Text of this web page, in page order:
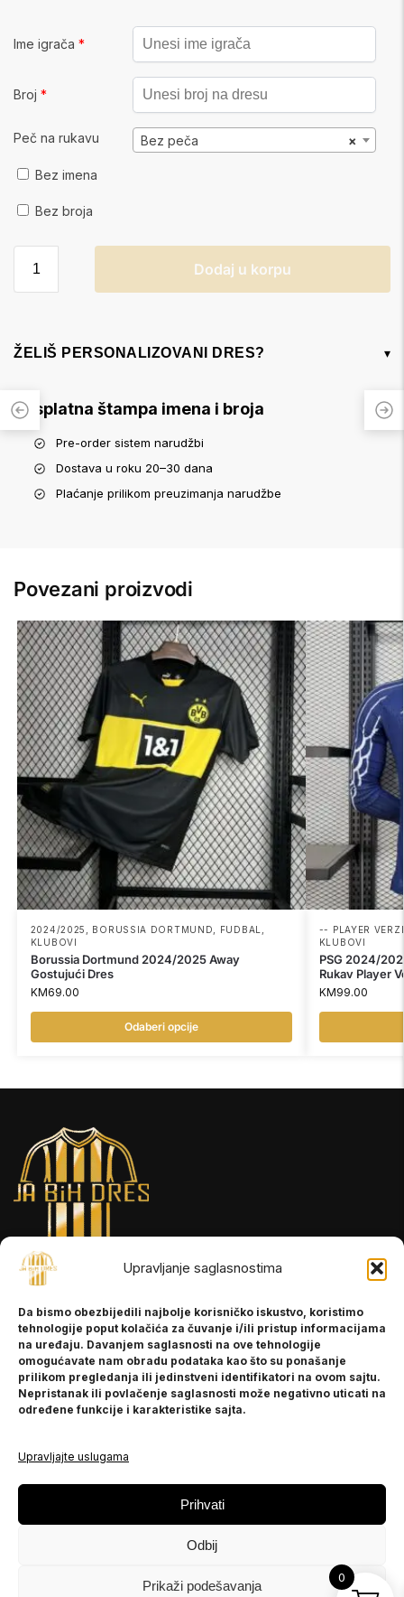
Upravljanje saglasnostima
Da bismo obezbijedili najbolje korisničko iskustvo, koristimo
tehnologije poput kolačića za čuvanje i/ili pristup informacijama
na uređaju. Davanjem saglasnosti na ove tehnologije
omogućavate nam obradu podataka kao što su ponašanje
prilikom pregledanja ili jedinstveni identifikatori na ovom sajtu.
Nepristanak ili povlačenje saglasnosti može negativno uticati na
određene funkcije i karakteristike sajta.
Upravljajte uslugama
Prihvati
Odbij
Prikaži podešavanja
Ime igrača *
Broj *
Peč na rukavu ×
Bez peča
Bez imena
Bez broja
Dodaj u korpu
ŽELIŠ PERSONALIZOVANI DRES? ▾
Besplatna štampa imena i broja
Pre-order sistem narudžbi
Dostava u roku 20–30 dana
Plaćanje prilikom preuzimanja narudžbe
Povezani proizvodi
2024/2025 BORUSSIA DORTMUND FUDBAL
KLUBOVI
Borussia Dortmund 2024/2025 Away
Gostujući Dres
KM69.00
Odaberi opcije
-- PLAYER
KLUBOVI
PSG 2024/
Rukav Player
KM99.00
INFORMACIJE
O nama
Kontakt
POMOĆ
Politika privatnosti
PRATITE NAS
Instagram
0